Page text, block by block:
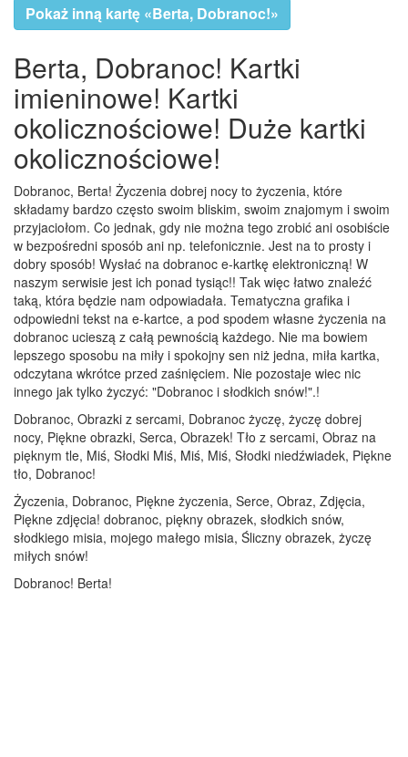
Pokaż inną kartę «Berta, Dobranoc!»
Berta, Dobranoc! Kartki
imieninowe! Kartki
okolicznościowe! Duże kartki
okolicznościowe!
Dobranoc, Berta! Życzenia dobrej nocy to życzenia, które
składamy bardzo często swoim bliskim, swoim znajomym i swoim
przyjaciołom. Co jednak, gdy nie można tego zrobić ani osobiście
w bezpośredni sposób ani np. telefonicznie. Jest na to prosty i
dobry sposób! Wysłać na dobranoc e-kartkę elektroniczną! W
naszym serwisie jest ich ponad tysiąc!! Tak więc łatwo znaleźć
taką, która będzie nam odpowiadała. Tematyczna grafika i
odpowiedni tekst na e-kartce, a pod spodem własne życzenia na
dobranoc ucieszą z całą pewnością każdego. Nie ma bowiem
lepszego sposobu na miły i spokojny sen niż jedna, miła kartka,
odczytana wkrótce przed zaśnięciem. Nie pozostaje wiec nic
innego jak tylko życzyć: "Dobranoc i słodkich snów!".!
Dobranoc, Obrazki z sercami, Dobranoc życzę, życzę dobrej
nocy, Piękne obrazki, Serca, Obrazek! Tło z sercami, Obraz na
pięknym tle, Miś, Słodki Miś, Miś, Miś, Słodki niedźwiadek, Piękne
tło, Dobranoc!
Życzenia, Dobranoc, Piękne życzenia, Serce, Obraz, Zdjęcia,
Piękne zdjęcia! dobranoc, piękny obrazek, słodkich snów,
słodkiego misia, mojego małego misia, Śliczny obrazek, życzę
miłych snów!
Dobranoc! Berta!